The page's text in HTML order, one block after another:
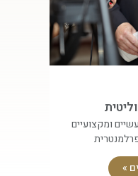
ומקצועיים
»